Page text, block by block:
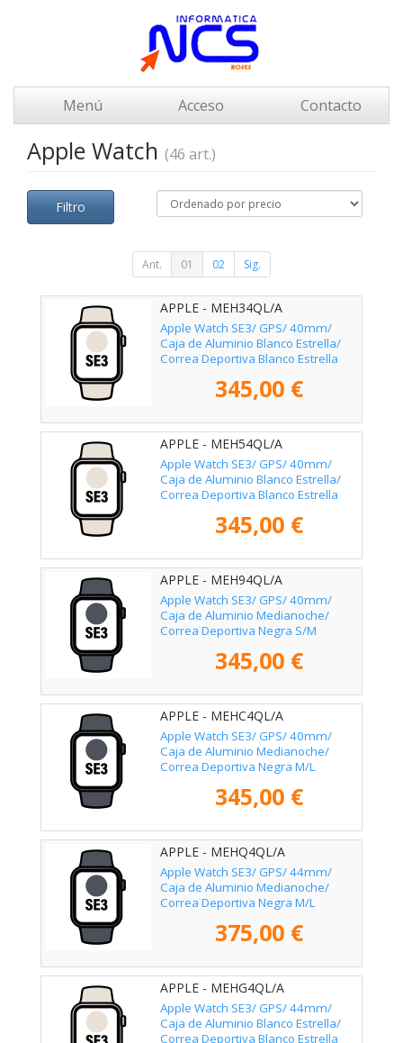
Menú Acceso Contacto
Apple Watch (46 art.)
Filtro
Ant. 01 02 Sig.
APPLE - MEH34QL/A
Apple Watch SE3/ GPS/ 40mm/
Caja de Aluminio Blanco Estrella/
Correa Deportiva Blanco Estrella
345,00 €
APPLE - MEH54QL/A
Apple Watch SE3/ GPS/ 40mm/
Caja de Aluminio Blanco Estrella/
Correa Deportiva Blanco Estrella
345,00 €
APPLE - MEH94QL/A
Apple Watch SE3/ GPS/ 40mm/
Caja de Aluminio Medianoche/
Correa Deportiva Negra S/M
345,00 €
APPLE - MEHC4QL/A
Apple Watch SE3/ GPS/ 40mm/
Caja de Aluminio Medianoche/
Correa Deportiva Negra M/L
345,00 €
APPLE - MEHQ4QL/A
Apple Watch SE3/ GPS/ 44mm/
Caja de Aluminio Medianoche/
Correa Deportiva Negra M/L
375,00 €
APPLE - MEHG4QL/A
Apple Watch SE3/ GPS/ 44mm/
Caja de Aluminio Blanco Estrella/
Correa Deportiva Blanco Estrella